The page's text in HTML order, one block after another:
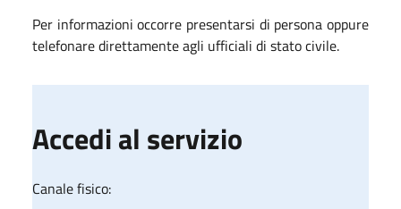
Per informazioni occorre presentarsi di persona oppure
telefonare direttamente agli ufficiali di stato civile.
Accedi al servizio
Canale fisico: